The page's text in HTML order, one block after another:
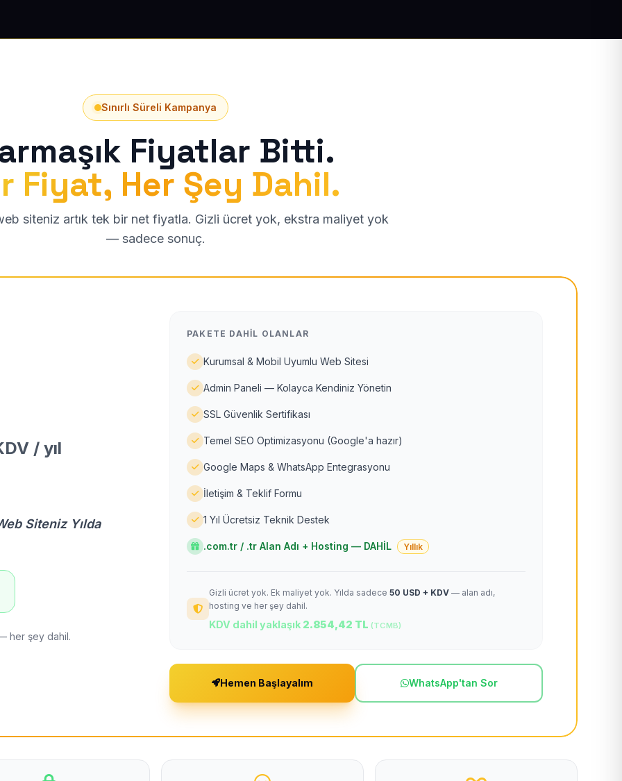
Sınırlı Süreli Kampanya
Fiyatlar Bitti.
Fiyat, Her Şey Dahil.
siteniz artık tek bir net fiyatla. Gizli ücret yok, ekstra maliyet yok
— sadece sonuç.
/ yıl
Siteniz Yılda
her şey dahil.
PAKETE DAHIL OLANLAR
Kurumsal & Mobil Uyumlu Web Sitesi
Admin Paneli — Kolayca Kendiniz Yönetin
SSL Güvenlik Sertifikası
Temel SEO Optimizasyonu (Google'a hazır)
Google Maps & WhatsApp Entegrasyonu
İletişim & Teklif Formu
1 Yıl Ücretsiz Teknik Destek
.com.tr / .tr Alan Adı + Hosting — DAHİL Yıllık
Gizli ücret yok. Ek maliyet yok. Yılda sadece 50 USD + KDV — alan adı,
hosting ve her şey dahil.
KDV dahil yaklaşık 2.854,42 TL (TCMB)
Hemen Başlayalım WhatsApp'tan Sor